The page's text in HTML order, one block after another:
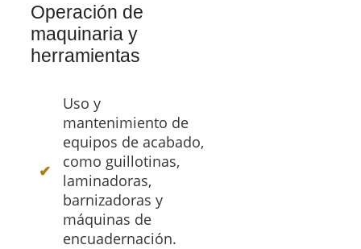
Operación de
maquinaria y
herramientas
Uso y
mantenimiento de
equipos de acabado,
como guillotinas,
laminadoras,
barnizadoras y
máquinas de
encuadernación.